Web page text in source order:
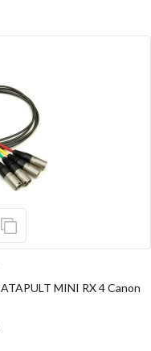
MINI RX 4 Canon